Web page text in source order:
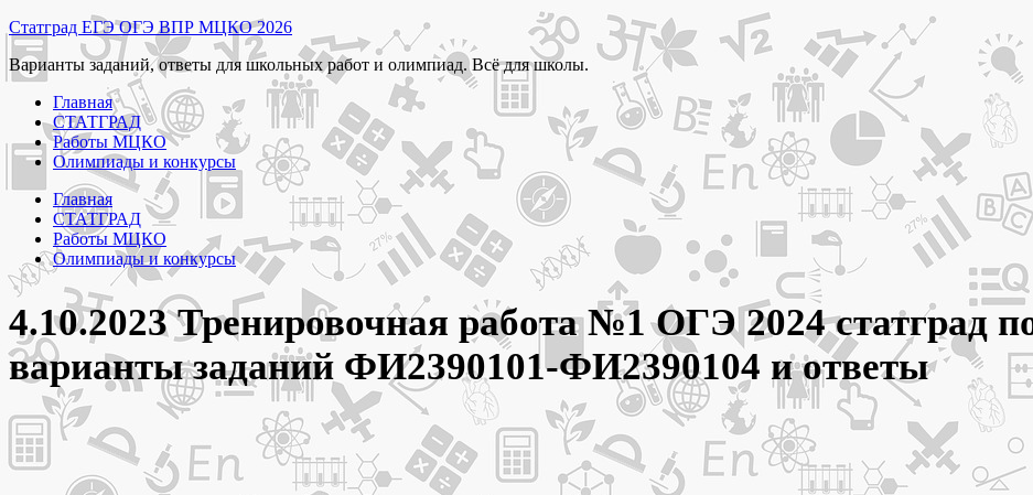
Перейти
к
содержимому
Статград ЕГЭ ОГЭ ВПР МЦКО 2026
Варианты заданий, ответы для школьных работ и олимпиад. Всё для школы.
Главная
СТАТГРАД
Работы МЦКО
Олимпиады и конкурсы
Главная
СТАТГРАД
Работы МЦКО
Олимпиады и конкурсы
4.10.2023 Тренировочная работа №1 ОГЭ 2024 статград
варианты заданий ФИ2390101-ФИ2390104 и ответы